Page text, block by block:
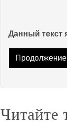
Данный текст
Читайте